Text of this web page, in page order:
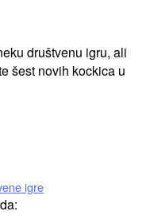
društvenu igru, ali
šest novih kockica u
igre